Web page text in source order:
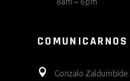
COMUNICARNOS
Gonzalo